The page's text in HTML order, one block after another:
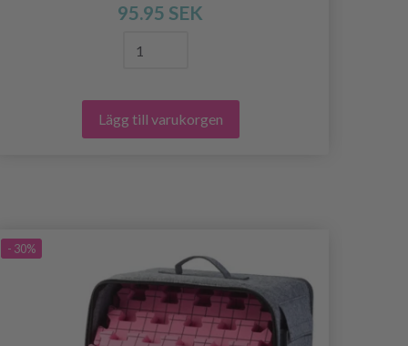
95.95 SEK
Lägg till varukorgen
- 30%